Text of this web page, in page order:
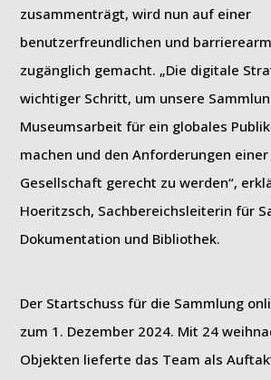
zusammenträgt, wird nun auf einer
benutzerfreundlichen und
zugänglich gemacht. „Die digitale
wichtiger Schritt, um unsere
Museumsarbeit für ein globales
machen und den Anforderungen
Gesellschaft gerecht zu werden“,
Hoeritzsch, Sachbereichsleiterin für
Dokumentation und Bibliothek.
Der Startschuss für die Sammlung
zum 1. Dezember 2024. Mit 24
Objekten lieferte das Team als